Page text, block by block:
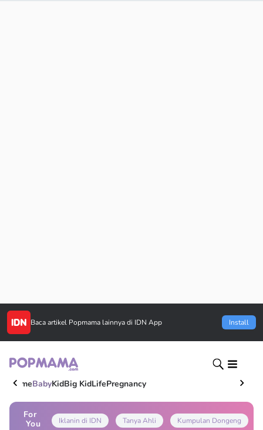
Baca artikel Popmama lainnya di IDN App Install
HomeBabyKidBig KidLifePregnancy
For
You
Iklanin di IDN Tanya Ahli Kumpulan Dongeng